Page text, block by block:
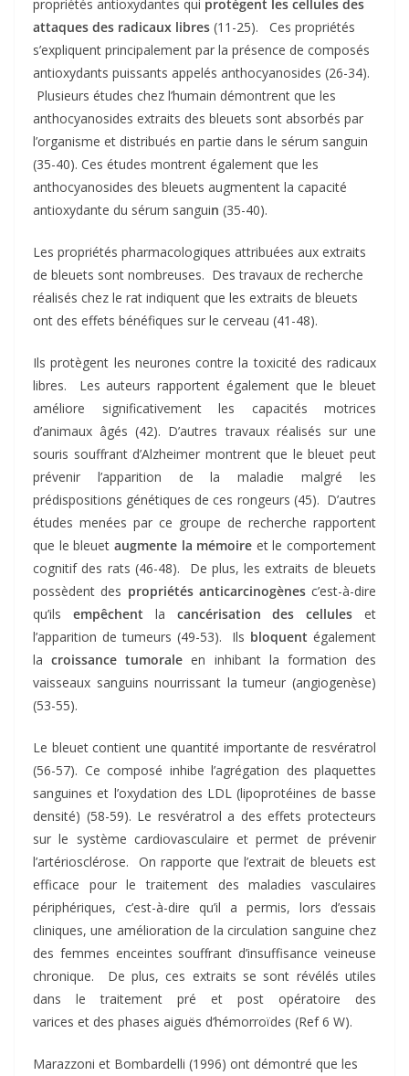
propriétés antioxydantes qui protègent les cellules des
attaques des radicaux libres (11-25). Ces propriétés
s’expliquent principalement par la présence de composés
antioxydants puissants appelés anthocyanosides (26-34).
Plusieurs études chez l’humain démontrent que les
anthocyanosides extraits des bleuets sont absorbés par
l’organisme et distribués en partie dans le sérum sanguin
(35-40). Ces études montrent également que les
anthocyanosides des bleuets augmentent la capacité
antioxydante du sérum sanguin (35-40).
Les propriétés pharmacologiques attribuées aux extraits
de bleuets sont nombreuses. Des travaux de recherche
réalisés chez le rat indiquent que les extraits de bleuets
ont des effets bénéfiques sur le cerveau (41-48).
Ils protègent les neurones contre la toxicité des radicaux
libres. Les auteurs rapportent également que le bleuet
améliore significativement les capacités motrices
d’animaux âgés (42). D’autres travaux réalisés sur une
souris souffrant d’Alzheimer montrent que le bleuet peut
prévenir l’apparition de la maladie malgré les
prédispositions génétiques de ces rongeurs (45). D’autres
études menées par ce groupe de recherche rapportent
que le bleuet augmente la mémoire et le comportement
cognitif des rats (46-48). De plus, les extraits de bleuets
possèdent des propriétés anticarcinogènesc’est-à-dire
qu’ils empêchent la cancérisation des cellules et
l’apparition de tumeurs (49-53). Ils bloquent également
lacroissance tumorale en inhibant la formation des
vaisseaux sanguins nourrissant la tumeur (angiogenèse)
(53-55).
Le bleuet contient une quantité importante de resvératrol
(56-57). Ce composé inhibe l’agrégation des plaquettes
sanguines et l’oxydation des LDL (lipoprotéines de basse
densité) (58-59). Le resvératrol a des effets protecteurs
sur le système cardiovasculaire et permet de prévenir
l’artériosclérose. On rapporte que l’extrait de bleuets est
efficace pour le traitement des maladies vasculaires
périphériques, c’est-à-dire qu’il a permis, lors d’essais
cliniques, une amélioration de la circulation sanguine chez
des femmes enceintes souffrant d’insuffisance veineuse
chronique. De plus, ces extraits se sont révélés utiles
dans le traitement pré et post opératoire des
varices et des phases aiguës d’hémorroïdes (Ref 6 W).
Marazzoni et Bombardelli (1996) ont démontré que les